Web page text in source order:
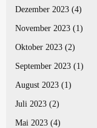
Dezember 2023 (4)
November 2023 (1)
Oktober 2023 (2)
September 2023 (1)
August 2023 (1)
Juli 2023 (2)
Mai 2023 (4)